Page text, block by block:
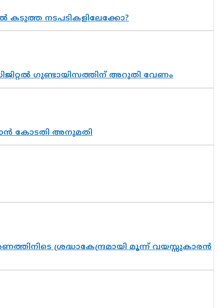
നടപടികളിലേക്കോ?
ഗുണ്ടായിസത്തിന് അറുതി വേണം
കോടതി അനുമതി
ശ്രദ്ധാകേന്ദ്രമായി മൂന്ന് വയസ്സുകാരൻ